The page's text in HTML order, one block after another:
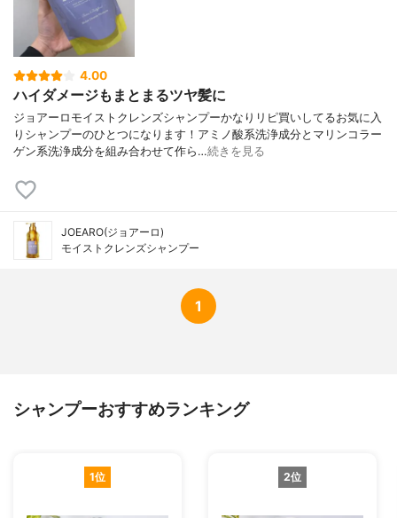
ン、ポリグリセリルー４ラウリルエーテ
ル、乳糖、アラントイン、BG、ポリクオタ
ニウムー7、ポリクオタニウムー10、タウリ
ン、エタノール、ブチルカルバミン酸ヨウ
4.00
ハイダメージもまとまるツヤ髪に
ジョアーロモイストクレンズシャンプーかなりリピ買いしてるお気に入
りシャンプーのひとつになります！アミノ酸系洗浄成分とマリンコラー
ゲン系洗浄成分を組み合わせて作ら…続きを見る
JOEARO(ジョアーロ)
モイストクレンズシャンプー
1
シャンプーおすすめランキング
1位 2位